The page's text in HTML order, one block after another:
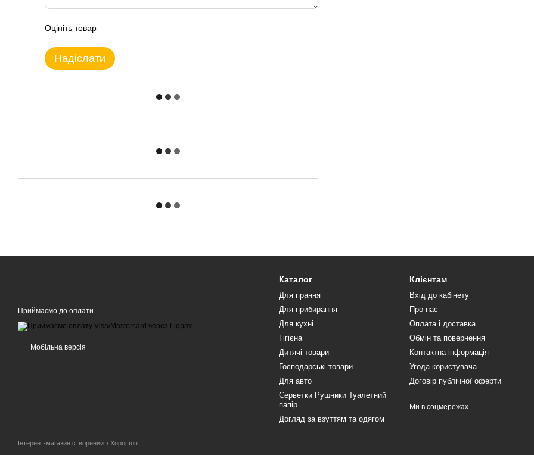
Оцініть товар
Надіслати
Приймаємо до оплати
Мобільна версія
Інтернет-магазин створений з Хорошоп
Каталог
Для прання
Для прибирання
Для кухні
Гігієна
Дитячі товари
Господарські товари
Для авто
Серветки Рушники Туалетний
папір
Догляд за взуттям та одягом
Клієнтам
Вхід до кабінету
Про нас
Оплата і доставка
Обмін та повернення
Контактна інформація
Угода користувача
Договір публічної оферти
Ми в соцмережах